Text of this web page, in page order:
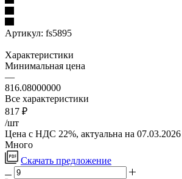
Артикул: fs5895
Характеристики
Минимальная цена
—
816.08000000
Все характеристики
817 ₽
/шт
Цена с НДС 22%, актуальна на 07.03.2026
Много
Скачать предложение